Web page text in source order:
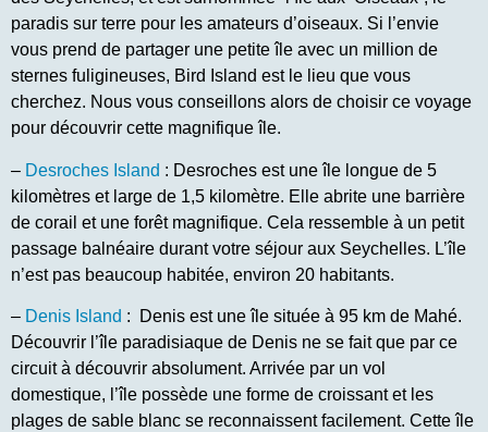
paradis sur terre pour les amateurs d’oiseaux. Si l’envie
vous prend de partager une petite île avec un million de
sternes fuligineuses, Bird Island est le lieu que vous
cherchez. Nous vous conseillons alors de choisir ce voyage
pour découvrir cette magnifique île.
– Desroches Island : Desroches est une île longue de 5
kilomètres et large de 1,5 kilomètre. Elle abrite une barrière
de corail et une forêt magnifique. Cela ressemble à un petit
passage balnéaire durant votre séjour aux Seychelles. L’île
n’est pas beaucoup habitée, environ 20 habitants.
– Denis Island : Denis est une île située à 95 km de Mahé.
Découvrir l’île paradisiaque de Denis ne se fait que par ce
circuit à découvrir absolument. Arrivée par un vol
domestique, l’île possède une forme de croissant et les
plages de sable blanc se reconnaissent facilement. Cette île